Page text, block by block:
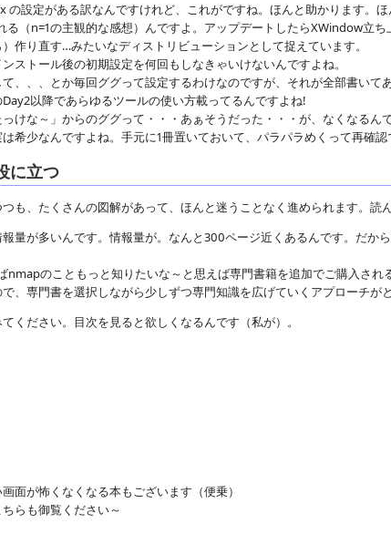
の設定がある訳なんですけれど、これがですね。ほんと助かります。ほ
る（n=1の主観的な感想）んですよ。アップデートしたらXWindow
作り直す…みたいなディストリビューションとして捉えています。
ストール後の初期設定を何回もしなきゃいけないんですよね。
、、、とか毎回ググって設定するわけなのですが、それが全部書いて
以降であらゆるツールの使い方載ってるんですよね!
っけな～」からのググって・・・あぁそうだった・・・が、なくなるん
希少なんですよね。手元に1冊置いておいて、パラパラめくって再確
に立つ
も、たくさんの図解があって、ほんと迷うことなく進められます。
量が多いんです。情報量が。なんと300ページ近くあるんです。だ
nmapのこともっと知りたいな～と思えば専門書籍を追加でご購入さ
、専門書を選択しながら少しずつ専門知識を広げていくアプローチがと
ください。目次を見ると欲しくなるんです（私が）。
面が怖くなくなる本もございます（便乗）
らも御覧ください～